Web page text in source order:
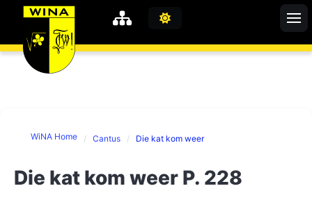
Career Home
WiNA Home Cantus Die kat kom weer
Die kat kom weer P. 228